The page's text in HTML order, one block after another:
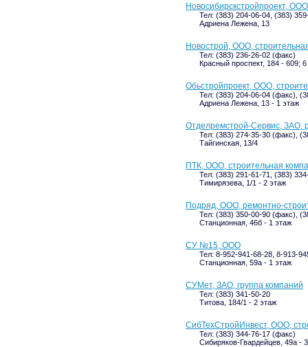
Новосибирскстройпроект,
Тел: (383) 204-06-04, (383)
Адриена Лежена, 13
Новострой, ООО,
Тел: (383) 236-26-02 (факс)
Красный проспект, 184 - 609;
Обьстройпроект, ООО,
Тел: (383) 204-06-04 (факс),
Адриена Лежена, 13 - 1 этаж
Отделремстрой-Сервис, ЗАО,
Тел: (383) 274-35-30 (факс),
Тайгинская, 13/4
ПТК, ООО, строительная
Тел: (383) 291-61-71, (383)
Тимирязева, 1/1 - 2 этаж
Подряд, ООО, ремонтно-
Тел: (383) 350-00-90 (факс),
Станционная, 46б - 1 этаж
СУ №15, ООО
Тел: 8-952-941-68-28, 8-913-
Станционная, 59а - 1 этаж
СУМет, ЗАО, группа компаний
Тел: (383) 341-50-20
Титова, 184/1 - 2 этаж
СибТехСтройИнвест, ООО,
Тел: (383) 344-76-17 (факс)
Сибиряков-Гвардейцев, 49а -